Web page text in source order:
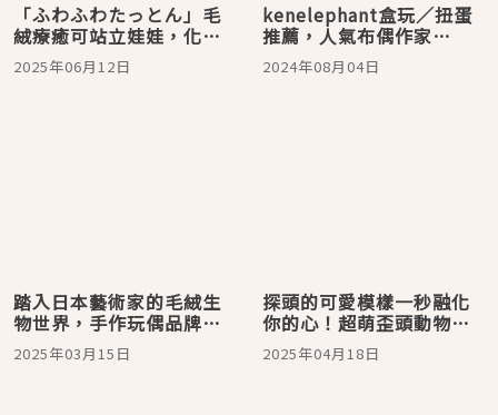
「ふわふわたっとん」毛
絨療癒可站立娃娃，化身
造型便條紙與植絨公仔，
文具控與公仔控不容錯
2025年06月12日
kenelephant盒玩／扭蛋
推薦，人氣布偶作家
muunyu新作、吉野家週
邊，5款新系列不容錯過
2024年08月04日
踏入日本藝術家的毛絨生
物世界，手作玩偶品牌
「Kotatsu Village」為你
獻上療癒人心的絨毛作品
2025年03月15日
探頭的可愛模樣一秒融化
你的心！超萌歪頭動物玩
偶「chiraris」即將商品化
2025年04月18日